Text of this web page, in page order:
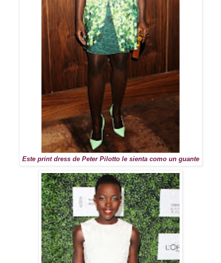
Este print dress de Peter Pilotto le sienta como un guante